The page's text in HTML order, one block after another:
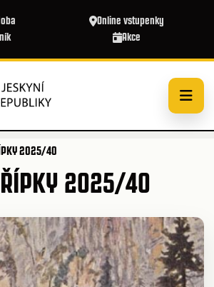
Online vstupenky
Akce
2025/40
2025/40